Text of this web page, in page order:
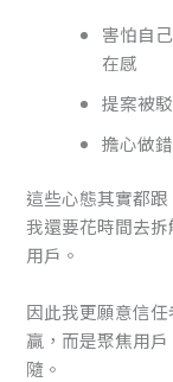
害怕自
在感
提案被
擔心做
這些心態其實都
我還要花時間去
用戶。
因此我更願意信
贏，而是聚焦用
隨。